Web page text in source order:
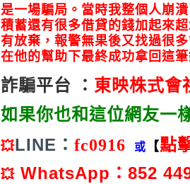
是一場騙局。當時我整個人崩
積蓄還有很多借貸的錢加起來
有放棄，報警無果後又找過很
在他的幫助下最終成功拿回這筆
詐騙平台 ： 東映株式會
如果你也和這位網友一
💥LINE： fc0916 或 【點
💥 WhatsApp：852